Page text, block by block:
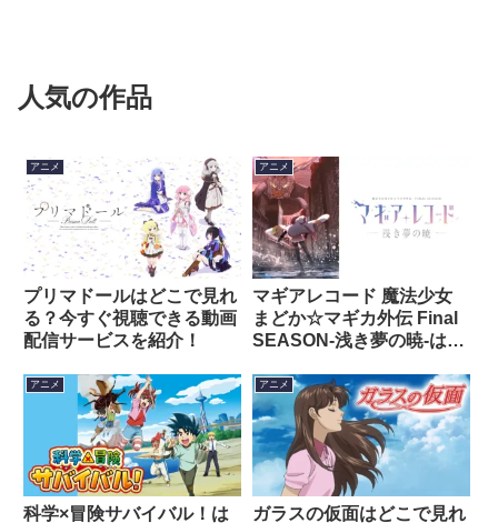
人気の作品
アニメ
プリマドールはどこで見れ
る？今すぐ視聴できる動画
配信サービスを紹介！
アニメ
マギアレコード 魔法少女
まどか☆マギカ外伝 Final
SEASON-浅き夢の暁-はど
きる動画配信サービスを紹
介！
アニメ
科学×冒険サバイバル！は
アニメ
ガラスの仮面はどこで見れ